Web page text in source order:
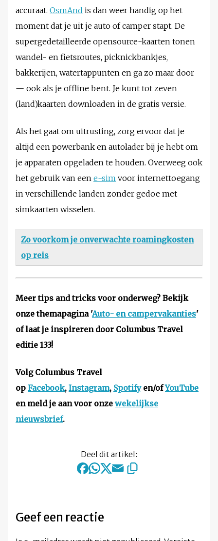
accuraat. OsmAnd is dan weer handig op het
moment dat je uit je auto of camper stapt. De
supergedetailleerde opensource-kaarten tonen
wandel- en fietsroutes, picknickbankjes,
bakkerijen, watertappunten en ga zo maar door
— ook als je offline bent. Je kunt tot zeven
(land)kaarten downloaden in de gratis versie.
Als het gaat om uitrusting, zorg ervoor dat je
altijd een powerbank en autolader bij je hebt om
je apparaten opgeladen te houden. Overweeg ook
het gebruik van een e-sim voor internettoegang
in verschillende landen zonder gedoe met
simkaarten wisselen.
Zo voorkom je onverwachte roamingkosten
op reis
Meer tips and tricks voor onderweg? Bekijk
onze themapagina 'Auto- en campervakanties'
of laat je inspireren door Columbus Travel
editie 133!
Volg Columbus Travel
op Facebook, Instagram, Spotifyen/ofYouTube
en meld je aan voor onze wekelijkse
nieuwsbrief.
Deel dit artikel:
Geef een reactie